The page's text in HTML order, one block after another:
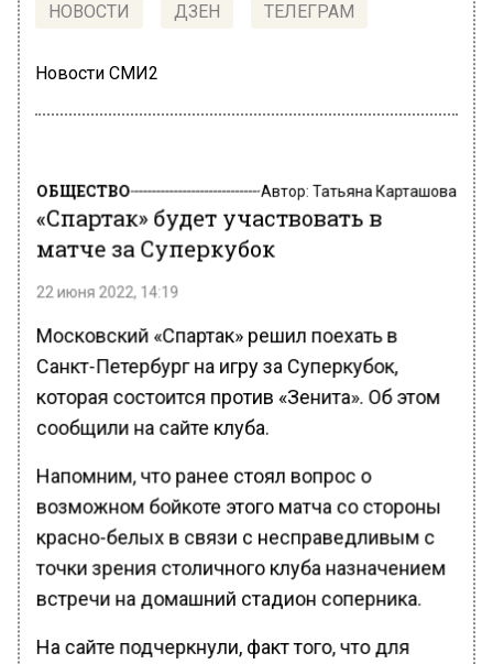
НОВОСТИ ДЗЕН ТЕЛЕГРАМ
Новости СМИ2
ОБЩЕСТВО Автор: Татьяна Карташова
«Спартак» будет участвовать в
матче за Суперкубок
22 июня 2022, 14:19
Московский «Спартак» решил поехать в
Санкт-Петербург на игру за Суперкубок,
которая состоится против «Зенита». Об этом
сообщили на сайте клуба.
Напомним, что ранее стоял вопрос о
возможном бойкоте этого матча со стороны
красно-белых в связи с несправедливым с
точки зрения столичного клуба назначением
встречи на домашний стадион соперника.
На сайте подчеркнули, факт того, что для